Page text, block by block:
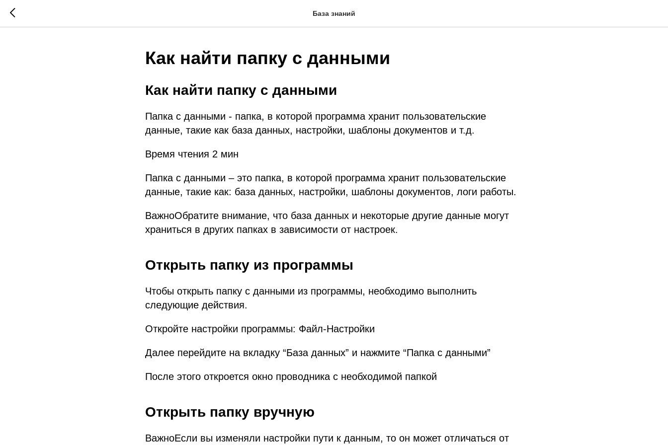
База знаний
Как найти папку с данными
Как найти папку с данными
Папка с данными - папка, в которой программа хранит пользовательские
данные, такие как база данных, настройки, шаблоны документов и т.д.
Время чтения 2 мин
Папка с данными – это папка, в которой программа хранит пользовательские
данные, такие как: база данных, настройки, шаблоны документов, логи работы.
ВажноОбратите внимание, что база данных и некоторые другие данные могут
храниться в других папках в зависимости от настроек.
Открыть папку из программы
Чтобы открыть папку с данными из программы, необходимо выполнить
следующие действия.
Откройте настройки программы: Файл-Настройки
Далее перейдите на вкладку “База данных” и нажмите “Папка с данными”
После этого откроется окно проводника с необходимой папкой
Открыть папку вручную
ВажноЕсли вы изменяли настройки пути к данным, то он может отличаться от